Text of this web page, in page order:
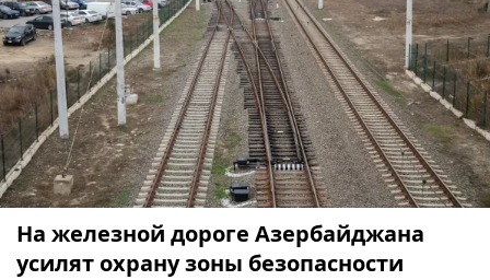
На железной дороге Азербайджана
усилят охрану зоны безопасности